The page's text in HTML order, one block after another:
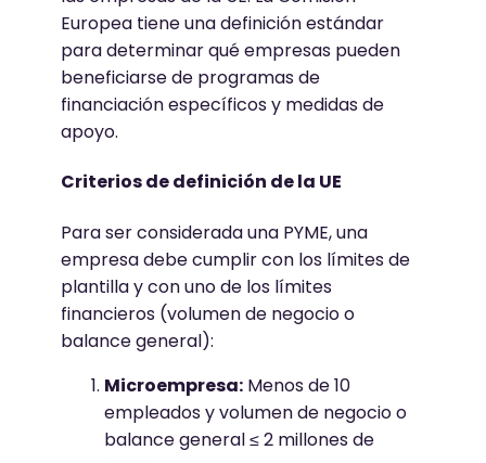
Europea tiene una definición estándar
para determinar qué empresas pueden
beneficiarse de programas de
financiación específicos y medidas de
apoyo.
Criterios de definición de la UE
Para ser considerada una PYME, una
empresa debe cumplir con los límites de
plantilla y con uno de los límites
financieros (volumen de negocio o
balance general):
Microempresa: Menos de 10
empleados y volumen de negocio o
balance general ≤ 2 millones de